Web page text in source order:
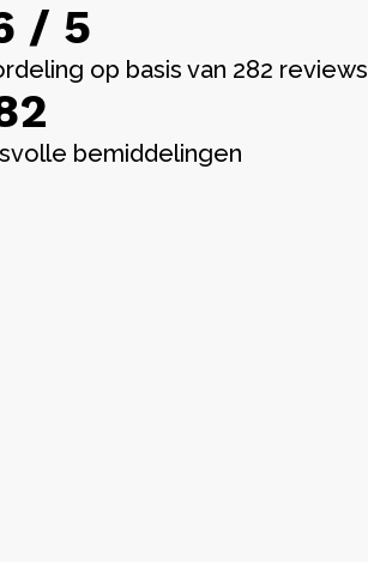
/ 5
op basis van 282 reviews
bemiddelingen